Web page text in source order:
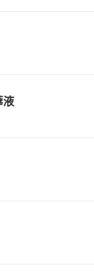
液